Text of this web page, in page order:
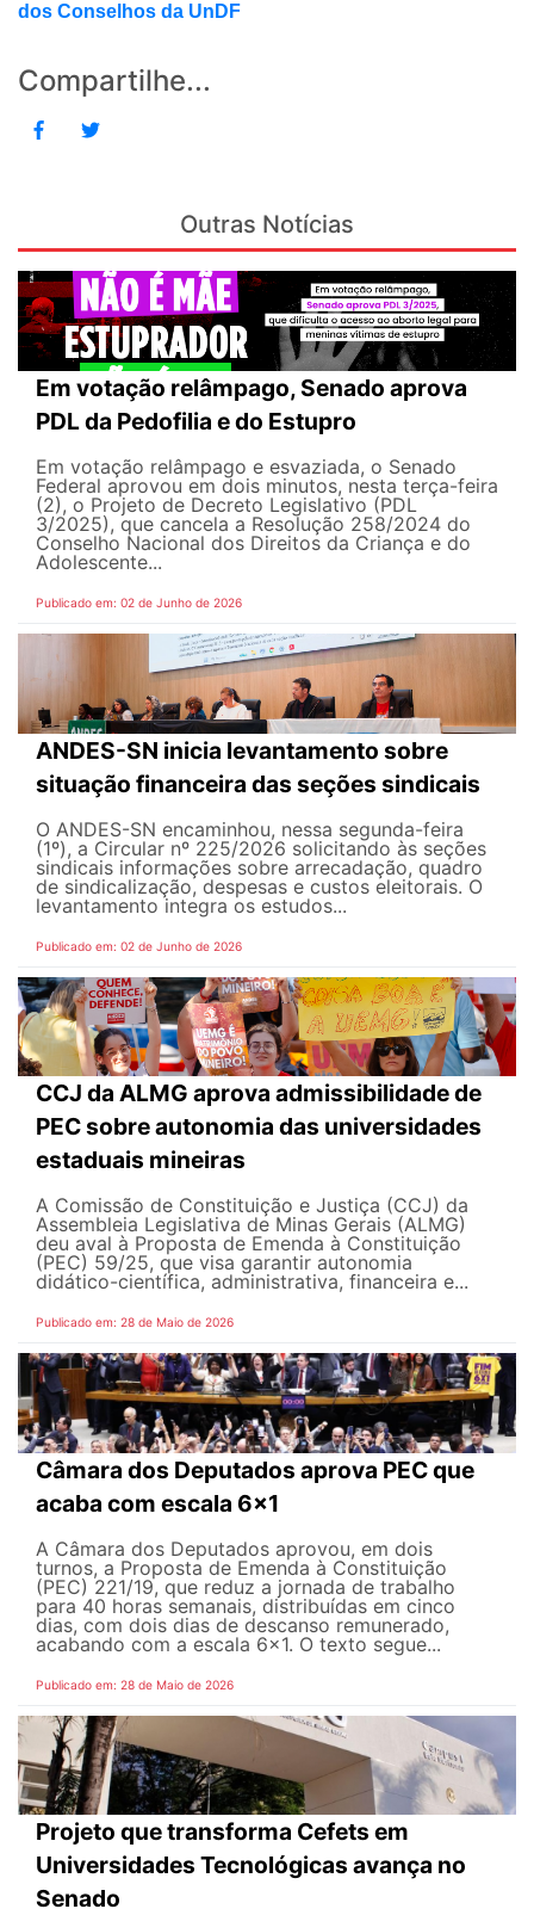
dos Conselhos da UnDF
Compartilhe...
Outras Notícias
Em votação relâmpago, Senado aprova
PDL da Pedofilia e do Estupro
Em votação relâmpago e esvaziada, o Senado
Federal aprovou em dois minutos, nesta terça-feira
(2), o Projeto de Decreto Legislativo (PDL
3/2025), que cancela a Resolução 258/2024 do
Conselho Nacional dos Direitos da Criança e do
Adolescente...
Publicado em: 02 de Junho de 2026
ANDES-SN inicia levantamento sobre
situação financeira das seções sindicais
O ANDES-SN encaminhou, nessa segunda-feira
(1º), a Circular nº 225/2026 solicitando às seções
sindicais informações sobre arrecadação, quadro
de sindicalização, despesas e custos eleitorais. O
levantamento integra os estudos...
Publicado em: 02 de Junho de 2026
CCJ da ALMG aprova admissibilidade de
PEC sobre autonomia das universidades
estaduais mineiras
A Comissão de Constituição e Justiça (CCJ) da
Assembleia Legislativa de Minas Gerais (ALMG)
deu aval à Proposta de Emenda à Constituição
(PEC) 59/25, que visa garantir autonomia
didático-científica, administrativa, financeira e...
Publicado em: 28 de Maio de 2026
Câmara dos Deputados aprova PEC que
acaba com escala 6x1
A Câmara dos Deputados aprovou, em dois
turnos, a Proposta de Emenda à Constituição
(PEC) 221/19, que reduz a jornada de trabalho
para 40 horas semanais, distribuídas em cinco
dias, com dois dias de descanso remunerado,
acabando com a escala 6x1. O texto segue...
Publicado em: 28 de Maio de 2026
Projeto que transforma Cefets em
Universidades Tecnológicas avança no
Senado